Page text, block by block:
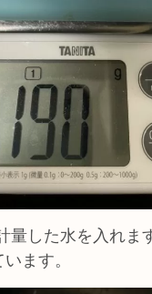
量した水を入れま
ます。